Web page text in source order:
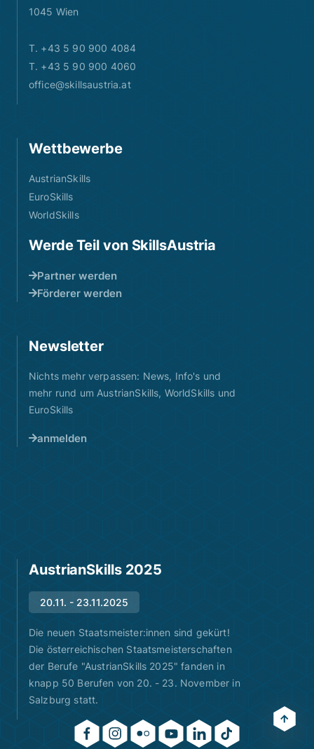
1045 Wien
T. +43 5 90 900 4084
T. +43 5 90 900 4060
office@skillsaustria.at
Wettbewerbe
AustrianSkills
EuroSkills
WorldSkills
Werde Teil von SkillsAustria
Partner werden
Förderer werden
Newsletter
Nichts mehr verpassen: News, Info's und
mehr rund um AustrianSkills, WorldSkills und
EuroSkills
anmelden
AustrianSkills 2025
20.11. - 23.11.2025
Die neuen Staatsmeister:innen sind gekürt!
Die österreichischen Staatsmeisterschaften
der Berufe "AustrianSkills 2025" fanden in
knapp 50 Berufen von 20. - 23. November in
Salzburg statt.